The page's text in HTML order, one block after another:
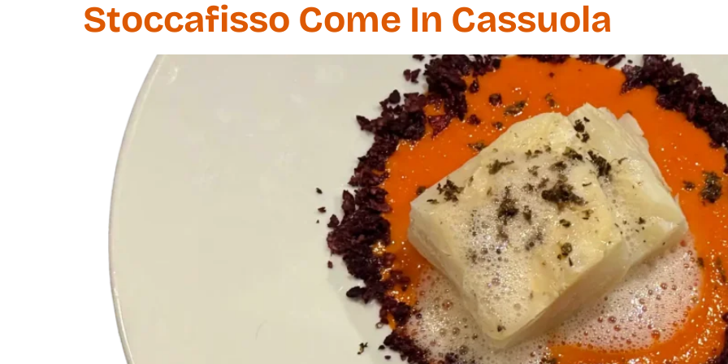
Stoccafisso Come In Cassuola